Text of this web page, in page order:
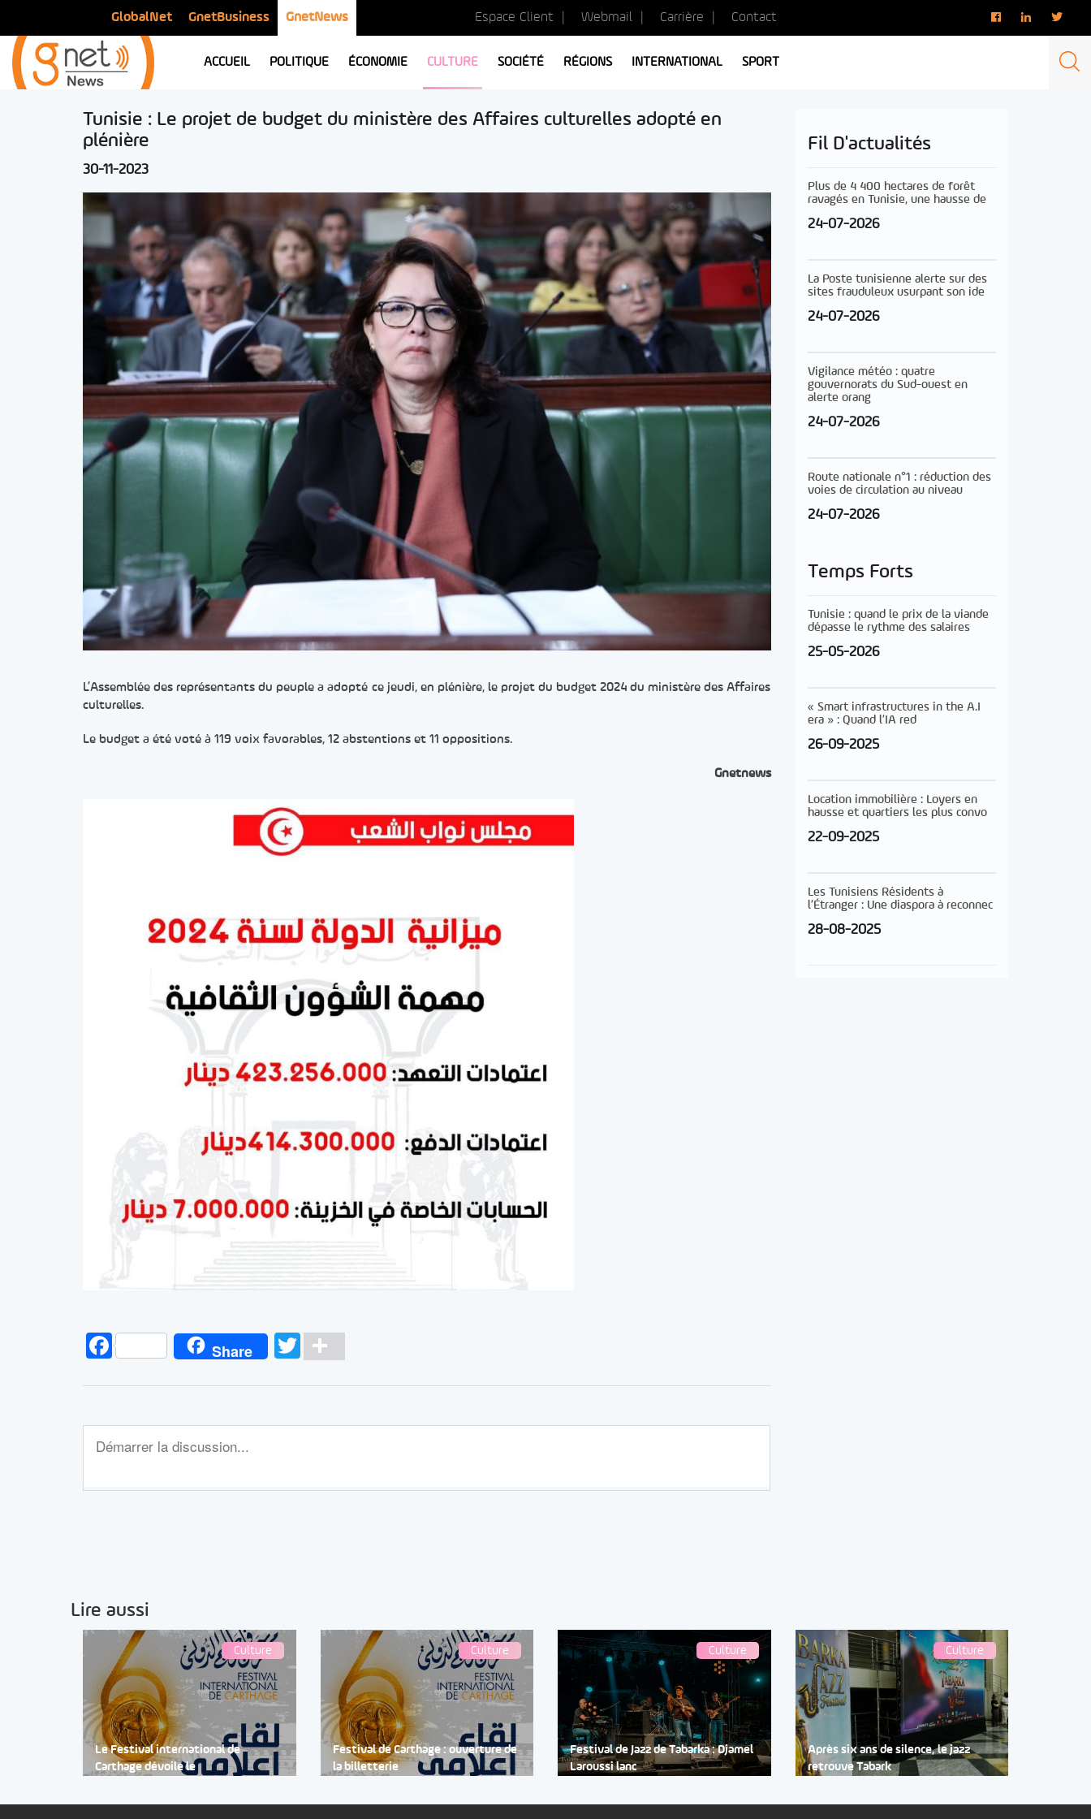
GlobalNet GnetBusiness GnetNews Espace Client Webmail Carrière Contact
ACCUEIL POLITIQUE ÉCONOMIE CULTURE SOCIÉTÉ RÉGIONS INTERNATIONAL SPORT
Tunisie : Le projet de budget du ministère des Affaires culturelles adopté en
plénière
30-11-2023
L’Assemblée des représentants du peuple a adopté ce jeudi, en plénière, le projet du budget 2024 du ministère des Affaires
culturelles.
Le budget a été voté à 119 voix favorables, 12 abstentions et 11 oppositions.
Gnetnews
FacebookShare TwitterPartager
Fil D'actualités
Plus de 4 400 hectares de forêt
ravagés en Tunisie, une hausse de
24-07-2026
La Poste tunisienne alerte sur des
sites frauduleux usurpant son ide
24-07-2026
Vigilance météo : quatre
gouvernorats du Sud-ouest en
alerte orang
24-07-2026
Route nationale n°1 : réduction des
voies de circulation au niveau
24-07-2026
Temps Forts
Tunisie : quand le prix de la viande
dépasse le rythme des salaires
25-05-2026
« Smart infrastructures in the A.I
era » : Quand l’IA red
26-09-2025
Location immobilière : Loyers en
hausse et quartiers les plus convo
22-09-2025
Les Tunisiens Résidents à
l’Étranger : Une diaspora à reconnec
28-08-2025
Lire aussi
Culture
Le Festival international de
Carthage dévoile le
Culture
Festival de Carthage : ouverture de
la billetterie
Culture
Festival de Jazz de Tabarka : Djamel
Laroussi lanc
Culture
Après six ans de silence, le jazz
retrouve Tabark